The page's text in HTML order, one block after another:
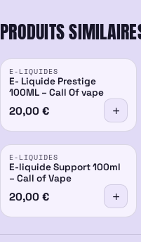
PRODUITS
E-LIQUIDES
E- Liquide Prestige
100ML – Call Of vape
20,00 €
E-LIQUIDES
E-liquide Support 100ml
– Call of Vape
20,00 €